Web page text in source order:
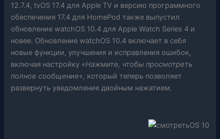
12.7.4, tvOS 17.4 для Apple TV и версию программного
обеспечения 17.4 для HomePod также выпустил
обновление watchOS 10.4 для Apple Watch Series 4 и
новее. Обновление watchOS 10.4 включает в себя
новые функции, улучшения и исправления ошибок,
включая настройку «Нажмите, чтобы просмотреть
полное сообщение«, который теперь позволяет
развернуть уведомление двойным нажатием.